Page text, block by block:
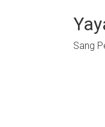
content
Sang